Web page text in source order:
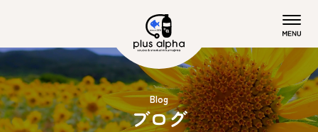
Blog
ブログ